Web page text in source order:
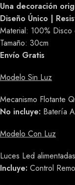
Una decoración
Diseño Único |
Material: 100% Disco
Tamaño: 30cm
Envío Gratis
Modelo Sin Luz
Mecanismo Flotante
No incluye: Batería
Modelo Con Luz
Luces Led
Incluye: Control